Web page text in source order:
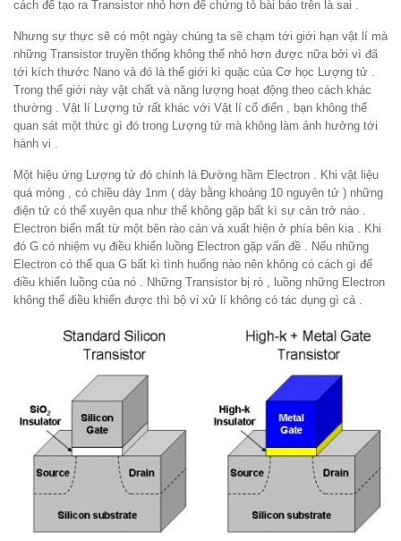
cách để tạo ra Transistor nhỏ hơn để chứng tỏ bài báo trên là sai .
Nhưng sự thực sẽ có một ngày chúng ta sẽ chạm tới giới hạn vật lí mà
những Transistor truyền thống không thể nhỏ hơn được nữa bởi vì đã
tới kích thước Nano và đó là thế giới kì quặc của Cơ học Lượng tử .
Trong thế giới này vật chất và năng lượng hoạt động theo cách khác
thường . Vật lí Lượng tử rất khác với Vật lí cổ điển , bạn không thể
quan sát một thức gì đó trong Lượng tử mà không làm ảnh hưởng tới
hành vi .
Một hiệu ứng Lượng tử đó chính là Đường hầm Electron . Khi vật liệu
quá mỏng , có chiều dày 1nm ( dày bằng khoảng 10 nguyên tử ) những
điện tử có thể xuyên qua như thể không gặp bất kì sự cản trở nào .
Electron biến mất từ một bên rào cản và xuất hiện ở phía bên kia . Khi
đó G có nhiệm vụ điều khiển luồng Electron gặp vấn đề . Nếu những
Electron có thể qua G bất kì tình huống nào nên không có cách gì để
điều khiển luồng của nó . Những Transistor bị rò , luồng những Electron
không thể điều khiển được thì bộ vi xử lí không có tác dụng gì cả .